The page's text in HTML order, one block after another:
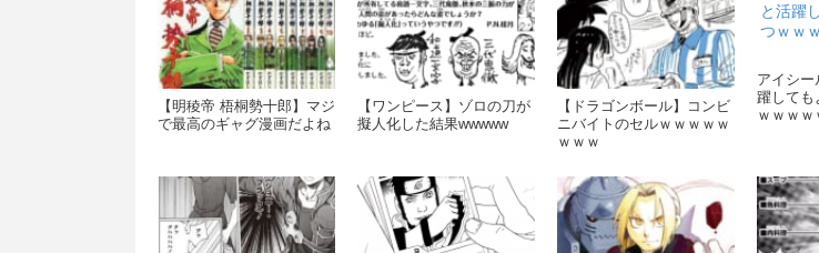
【明稜帝 梧桐勢十郎】マジ
で最高のギャグ漫画だよね
【ワンピース】ゾロの刀が
擬人化した結果wwwww
【ドラゴンボール】コンビ
ニバイトのセルｗｗｗｗｗ
ｗｗｗ
アイシー
躍しても
ｗｗｗｗ